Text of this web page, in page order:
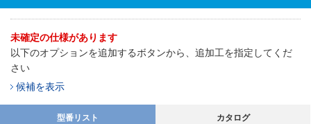
未確定の仕様があります
以下のオプションを追加するボタンから、追加工を指定してくだ
さい
候補を表示
型番リスト カタログ